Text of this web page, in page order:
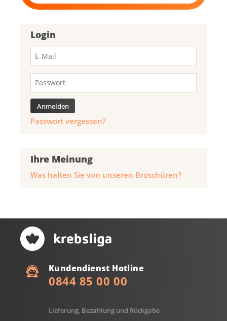
Login
Passwort vergessen?
Ihre Meinung
Was halten Sie von unseren Broschüren?
Kundendienst Hotline
0844 85 00 00
Lieferung, Bezahlung und Rückgabe